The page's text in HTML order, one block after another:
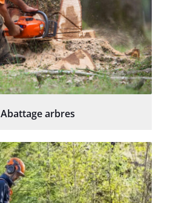
Abattage arbres